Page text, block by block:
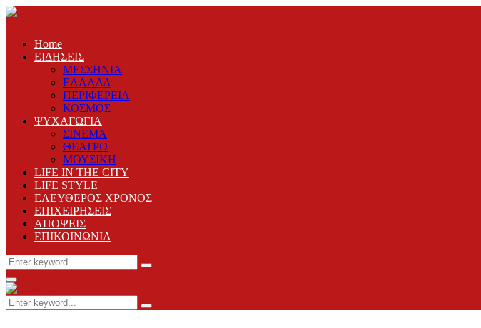
Home
ΕΙΔΗΣΕΙΣ
ΜΕΣΣΗΝΙΑ
ΕΛΛΑΔΑ
ΠΕΡΙΦΕΡΕΙΑ
ΚΟΣΜΟΣ
ΨΥΧΑΓΩΓΙΑ
ΣΙΝΕΜΑ
ΘΕΑΤΡΟ
ΜΟΥΣΙΚΗ
LIFE IN THE CITY
LIFE STYLE
ΕΛΕΥΘΕΡΟΣ ΧΡΟΝΟΣ
ΕΠΙΧΕΙΡΗΣΕΙΣ
ΑΠΟΨΕΙΣ
ΕΠΙΚΟΙΝΩΝΙΑ
Search
for:
Search
Primary
Menu
Search
for:
Search